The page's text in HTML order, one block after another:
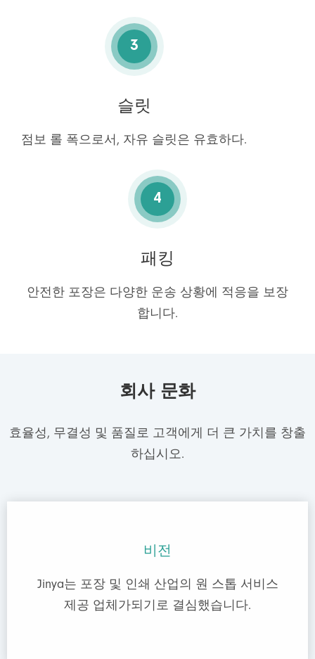
3
슬릿
점보 롤 폭으로서, 자유 슬릿은 유효하다.
4
패킹
안전한 포장은 다양한 운송 상황에 적응을 보장
합니다.
회사 문화
효율성, 무결성 및 품질로 고객에게 더 큰 가치를 창출
하십시오.
비전
Jinya는 포장 및 인쇄 산업의 원 스톱 서비스
제공 업체가되기로 결심했습니다.